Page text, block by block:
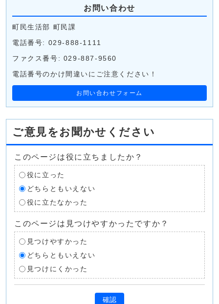
お問い合わせ
町民生活部 町民課
電話番号: 029-888-1111
ファクス番号: 029-887-9560
電話番号のかけ間違いにご注意ください！
お問い合わせフォーム
ご意見をお聞かせください
このページは役に立ちましたか？
役に立った
どちらともいえない
役に立たなかった
このページは見つけやすかったですか？
見つけやすかった
どちらともいえない
見つけにくかった
確認